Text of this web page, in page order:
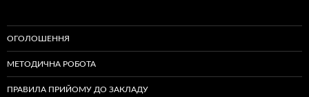
ОГОЛОШЕННЯ
МЕТОДИЧНА РОБОТА
ПРАВИЛА ПРИЙОМУ ДО ЗАКЛАДУ